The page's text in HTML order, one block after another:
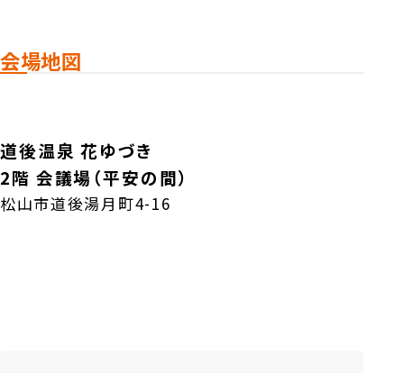
会場地図
道後温泉 花ゆづき
2階 会議場（平安の間）
松山市道後湯月町4-16